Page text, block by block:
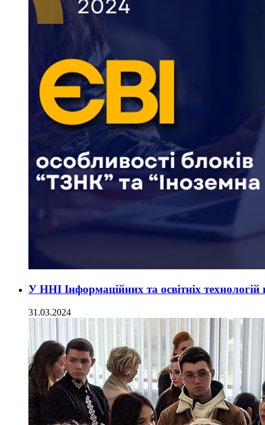
У ННІ Інформаційних та освітніх технологій
31.03.2024